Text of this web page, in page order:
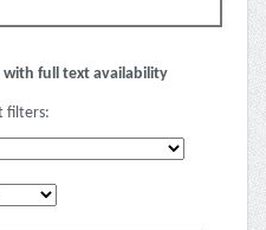
with full text availability
filters: